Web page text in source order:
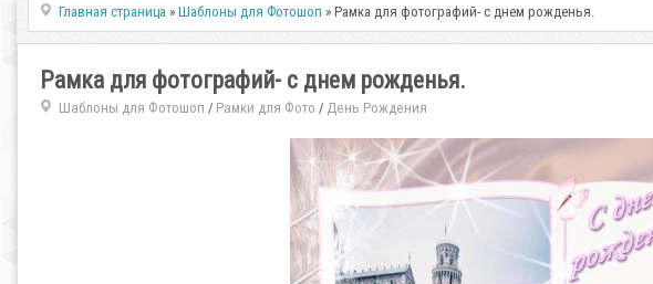
Главная страница »Шаблоны для Фотошоп » Рамка для фотографий- с днем рожденья.
Рамка для фотографий- с днем рожденья.
Шаблоны для Фотошоп / Рамки для Фото / День Рождения